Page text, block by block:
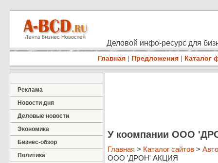
Деловой инфо-ресурс для
Главная | Предложения | Каталог
Реклама
Новости дня
Деловые новости
Экономика
Бизнес-обзор
Политика
У коомпании ООО
Главная > Каталог сайтов >
ООО 'ДРОН' АКЦИЯ